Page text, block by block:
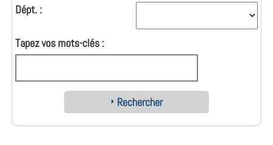
Dépt. :
Tapez vos mots-clés :
Rechercher